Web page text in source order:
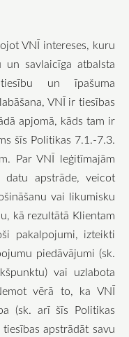
VNĪ intereses, kuru
savlaicīga atbalsta
un īpašuma
VNĪ ir tiesības
apjomā, kāds tam ir
šīs Politikas 7.1.-7.3.
Par VNĪ leģitīmajām
datu apstrāde, veicot
vai likumisku
kā rezultātā Klientam
pakalpojumi, izteikti
piedāvājumi (sk.
vai uzlabota
vērā to, ka VNĪ
(sk. arī šīs Politikas
apstrādāt savu